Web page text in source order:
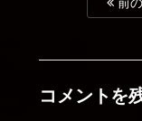
コメントを